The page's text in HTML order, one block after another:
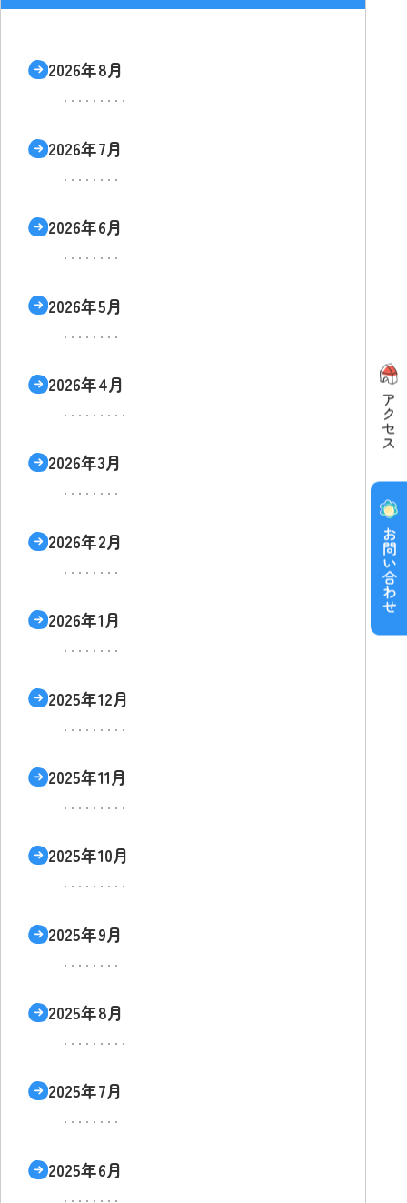
2026年8月
2026年7月
2026年6月
2026年5月
2026年4月
2026年3月
2026年2月
2026年1月
2025年12月
2025年11月
2025年10月
2025年9月
2025年8月
2025年7月
2025年6月